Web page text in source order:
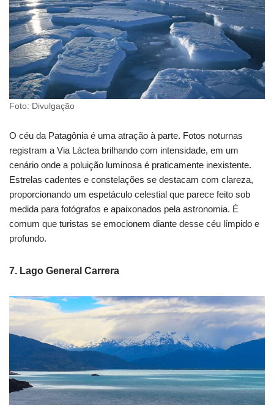
Foto: Divulgação
O céu da Patagônia é uma atração à parte. Fotos noturnas
registram a Via Láctea brilhando com intensidade, em um
cenário onde a poluição luminosa é praticamente inexistente.
Estrelas cadentes e constelações se destacam com clareza,
proporcionando um espetáculo celestial que parece feito sob
medida para fotógrafos e apaixonados pela astronomia. É
comum que turistas se emocionem diante desse céu límpido e
profundo.
7. Lago General Carrera